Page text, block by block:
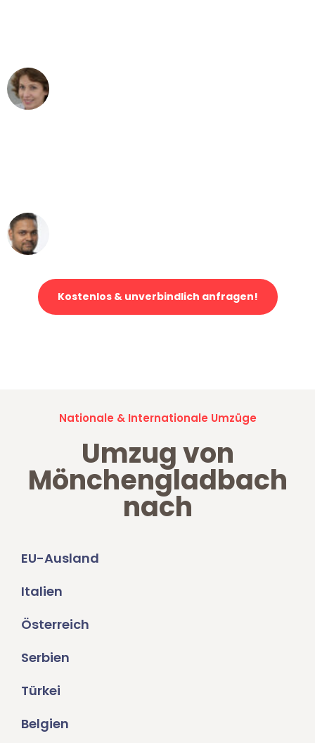
Kostenlos & unverbindlich anfragen!
Nationale & Internationale Umzüge
Umzug von
Mönchengladbach
nach
EU-Ausland
Italien
Österreich
Serbien
Türkei
Belgien